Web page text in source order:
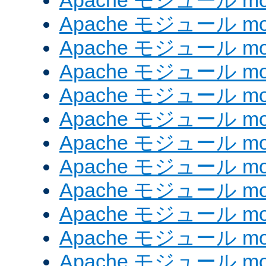
Apache モジュール
Apache モジュール
Apache モジュール
Apache モジュール
Apache モジュール
Apache モジュール
Apache モジュール
Apache モジュール
Apache モジュール
Apache モジュール
Apache モジュール